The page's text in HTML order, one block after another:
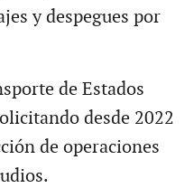
y despegues por
de Estados
desde 2022
de operaciones